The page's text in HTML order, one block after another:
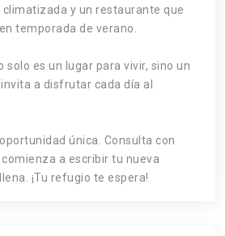
y un restaurante que
temporada de verano.
solo es un lugar para vivir, sino un
a disfrutar cada día al
única. Consulta con
a escribir tu nueva
¡Tu refugio te espera!